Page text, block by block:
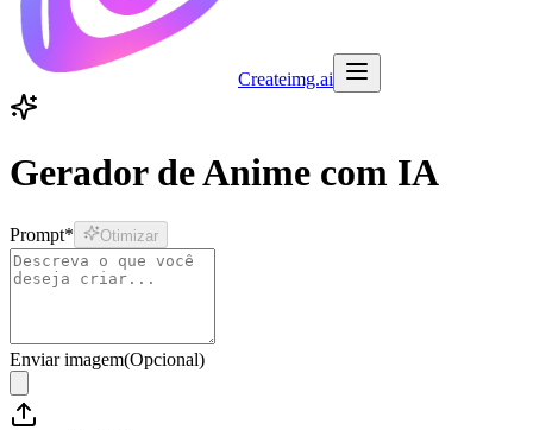
Createimg.ai
Gerador de Anime com IA
Prompt* Otimizar
Enviar imagem(Opcional)